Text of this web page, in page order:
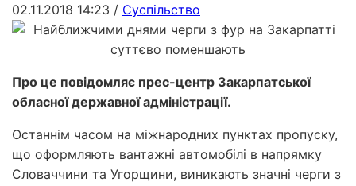
02.11.2018 14:23 / Суспільство
Про це повідомляє прес-центр Закарпатської
обласної державної адміністрації.
Останнім часом на міжнародних пунктах пропуску,
що оформляють вантажні автомобілі в напрямку
Словаччини та Угорщини, виникають значні черги з